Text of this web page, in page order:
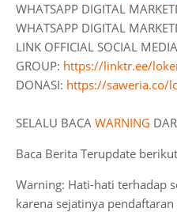
WHATSAPP DIGITAL
WHATSAPP DIGITAL
LINK OFFICIAL SOCIAL
GROUP: https://linktr.ee/
DONASI: https://saweria.co/
SELALU BACA WARNING
Baca Berita Terupdate
Warning: Hati-hati terhadap
karena sejatinya